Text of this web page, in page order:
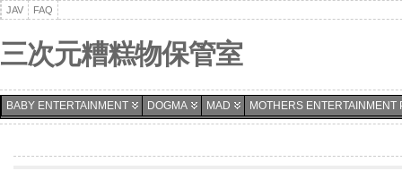
JAV FAQ
三次元糟糕物保管室
BABY ENTERTAINMENT DOGMA MAD MOTHERS ENTERTAINMENT